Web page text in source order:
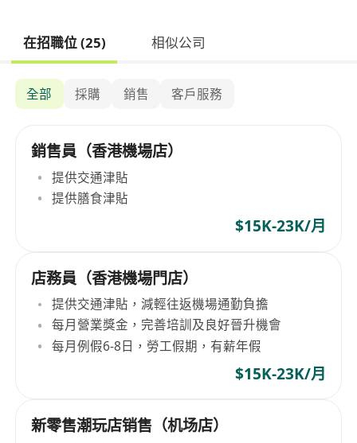
在招職位 (25) 相似公司
全部 採購 銷售 客戶服務
銷售員（香港機場店）
提供交通津貼
提供膳食津貼
$15K-23K/月
店務員（香港機場門店）
提供交通津貼，減輕往返機場通勤負擔
每月營業獎金，完善培訓及良好晉升機會
每月例假6-8日，勞工假期，有薪年假
$15K-23K/月
新零售潮玩店销售（机场店）